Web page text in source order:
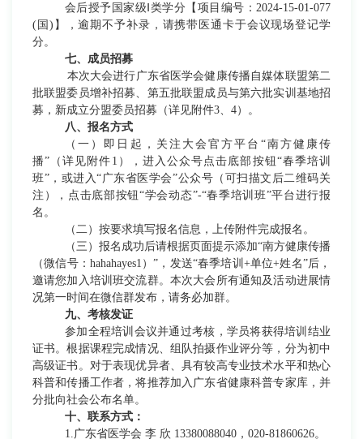
会后授予国家级 Ⅰ类学分【项目编号：2024-15-01-077
(国)】，逾期不予补录，请携带医通卡于会议现场登记学
分。
七、成员招募
本次大会进行广东省医学会健康传播自媒体联盟第二
批联盟委员增补招募、第五批联盟成员与第六批实训基地招
募，新成立分盟委员招募（详见附件3、4）。
八、报名方式
（一）即日起， 关注大会官方平台 “南方健康传
播”（详见附件 1 ） ，进入公众号点击底部按钮“春季培训
班”，或进入“广东省医学会”公众号（可扫描文后二维码关
注），点击底部按钮“学会动态”-“春季培训班”平台进行报
名。
（二）按要求填写报名信息，上传附件完成报名。
（三） 报名成功后请根据页面提示添加“南方健康传播
（微信号：hahahayes1 ）”，发送“春季培训 +单位+姓名”后，
邀请您加入培训班交流群。本次大会所有通知及活动进展情
况第一时间在微信群发布，请务必加群。
九、考核发证
参加全程培训会议并通过考核，学员将获得培训结业
证书。根据课程完成情况、组队拍摄作业评分等，分为初中
高级证书。对于表现优异者、具有较高专业技术水平和热心
科普和传播工作者，将推荐加入广东省健康科普专家库，并
分批向社会公布名单。
十、联系方式：
1.广东省医学会 李 欣 13380088040，020-81860626。